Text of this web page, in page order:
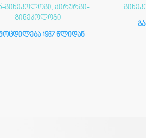
გინეკოლოგი, ქირურგი-
გინეკოლოგი
1987 წლიდან